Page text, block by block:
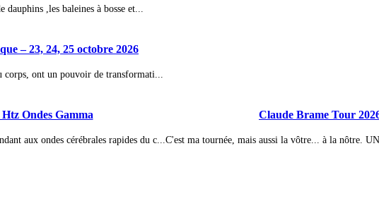
,les baleines à bosse et...
– 23, 24, 25 octobre 2026
corps, ont un pouvoir de transformati...
Ondes Gamma
aux ondes cérébrales rapides du c...
Claude Brame Tour
C'est ma tournée, mais aussi la vôtre... à la nôtre.